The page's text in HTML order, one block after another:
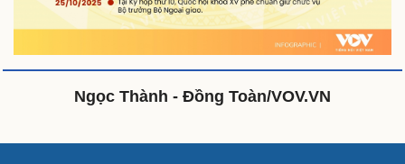
Sức khỏe
Cây thuốc
Sản phụ khoa
Đời sống
Blog
Tình yêu - Gia đình
Ngọc Thành - Đồng Toàn/VOV.VN